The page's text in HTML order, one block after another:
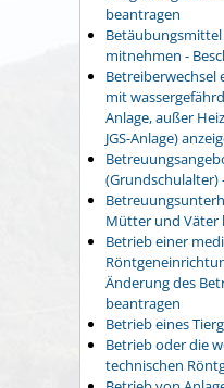
beantragen
mitnehmen -
Betreiberwechsel
mit
Anlage, außer
JGS-Anlage)
(Grundschulalter)
Mütter und Väter
Betrieb einer
Änderung des
beantragen
Betrieb eines
Betrieb oder die
technischen